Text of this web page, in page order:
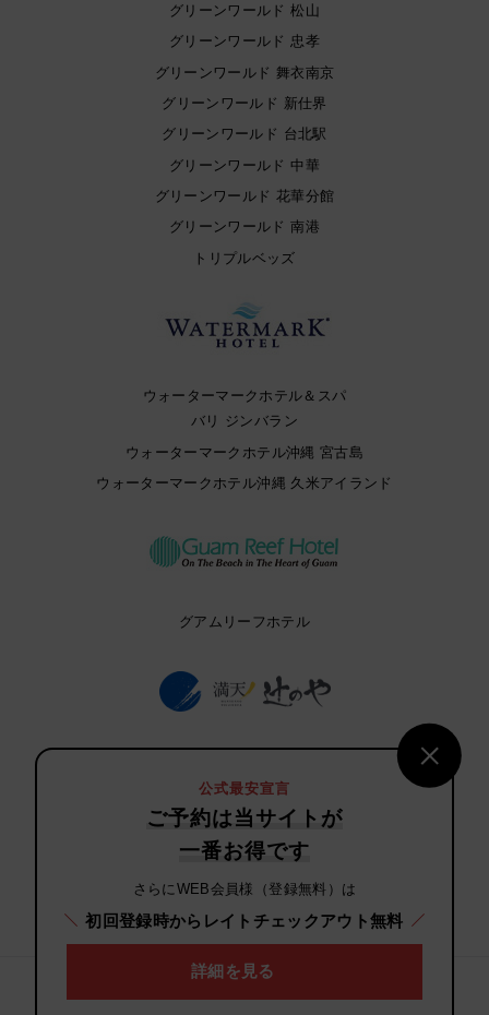
公式最安宣言
ご予約は当サイトが
一番お得です
さらにWEB会員様（登録無料）は
初回登録時からレイトチェックアウト無料
詳細を見る
グリーンワールド 松山
グリーンワールド 忠孝
グリーンワールド 舞衣南京
グリーンワールド 新仕界
グリーンワールド 台北駅
グリーンワールド 中華
グリーンワールド 花華分館
グリーンワールド 南港
トリプルベッズ
ウォーターマークホテル＆スパ
バリ ジンバラン
ウォーターマークホテル沖縄 宮古島
ウォーターマークホテル沖縄 久米アイランド
グアムリーフホテル
ヴィソン ホテルズ